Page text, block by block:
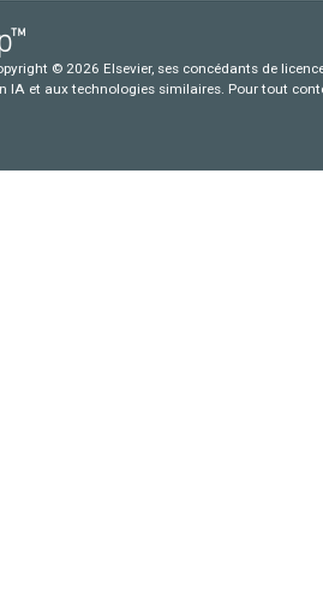
© 2026 Elsevier, ses concédants de
IA et aux technologies similaires. Pour tout